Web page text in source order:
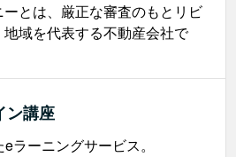
とは、厳正な審査のもとリビ
域を代表する不動産会社で
ン講座
ラーニングサービス。